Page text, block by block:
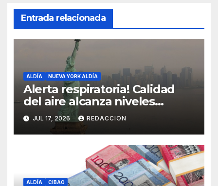
Entrada relacionada
ALDÍA NUEVA YORK ALDÍA
Alerta respiratoria! Calidad
del aire alcanza niveles
peligrosos en NYC
JUL 17, 2026 REDACCION
ALDÍA CIBAO